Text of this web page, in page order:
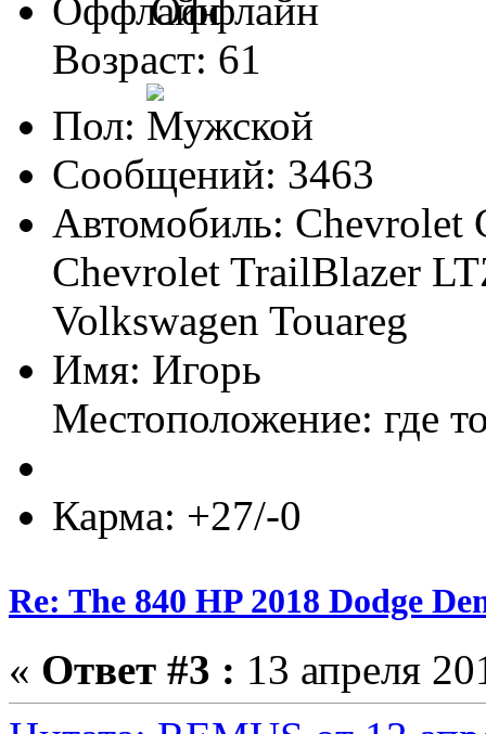
Оффлайн
Возраст: 61
Пол:
Сообщений: 3463
Автомобиль: Chevrolet
Chevrolet TrailBlazer
Volkswagen Touareg
Имя: Игорь
Местоположение: где
Карма: +27/-0
Re: The 840 HP 2018 Dodge
« Ответ #3 : 13 апреля